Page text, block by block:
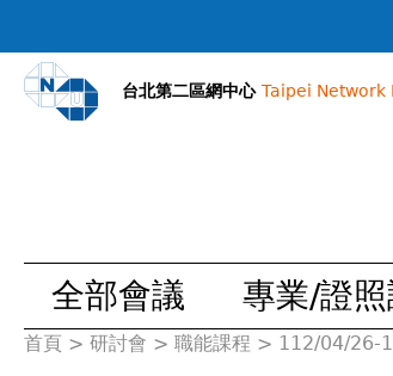
台北第二區網中心 Taipei Network
全部會議 專業/證
您
首頁 > 研討會 > 職能課程 > 112/04/26-